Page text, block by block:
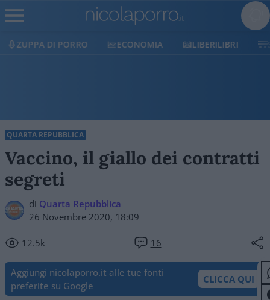
DI PORRO ECONOMIA LIBERILIBRI SHOP
QUARTA REPUBBLICA
Vaccino, il giallo dei contratti
segreti
di Quarta Repubblica
26 Novembre 2020, 18:09
12.5k 16
Aggiungi nicolaporro.it alle tue fonti
preferite su Google
CLICCA QUI